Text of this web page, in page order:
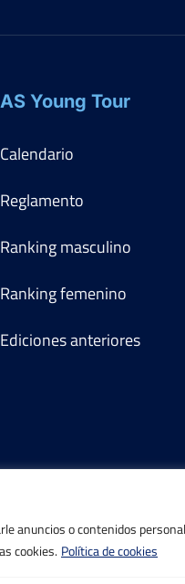
anuncios o contenidos
cookies. Política de cookies
AS Young Tour
Calendario
Reglamento
Ranking masculino
Ranking femenino
Ediciones anteriores
©IBP Tenis 2026,